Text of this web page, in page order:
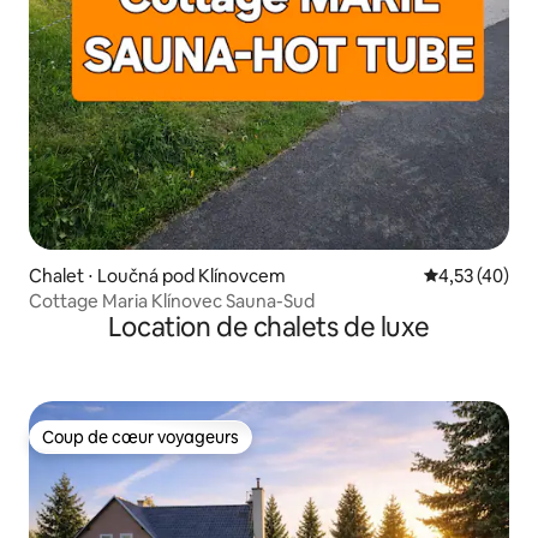
Chalet ⋅ Loučná pod Klínovcem Évaluation
4,53 (40)
Cottage Maria Klínovec Sauna-Sud
Location de chalets de luxe
Coup de cœur voyageurs
Coup de cœur voyageurs